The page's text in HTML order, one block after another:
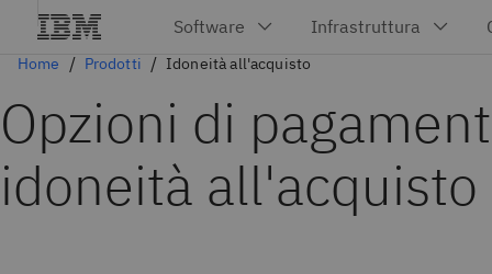
Home Prodotti Idoneità all'acquisto
Opzioni di
idoneità all'acquisto